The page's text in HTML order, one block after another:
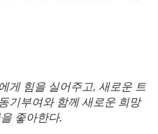
게 힘을 실어주고, 새로운 트
기부여와 함께 새로운 희망
좋아한다.